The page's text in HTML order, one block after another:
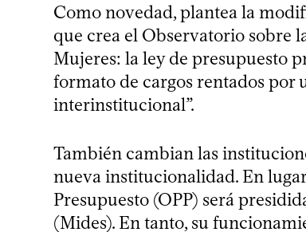
Como novedad, plantea la
que crea el Observatorio sobre
Mujeres: la ley de presupuesto
formato de cargos rentados por
interinstitucional”.
También cambian las
nueva institucionalidad. En
Presupuesto (OPP) será
(Mides). En tanto, su